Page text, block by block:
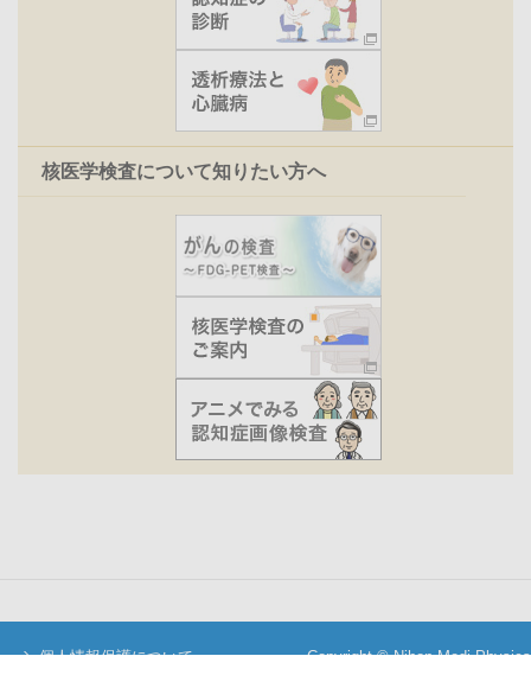
核医学検査について知りたい方へ
個人情報保護について
Copyright © Nihon Medi-Physics